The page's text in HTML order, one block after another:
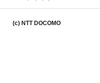
(c) NTT DOCOMO